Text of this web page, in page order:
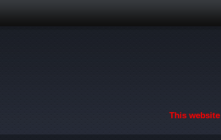
This website